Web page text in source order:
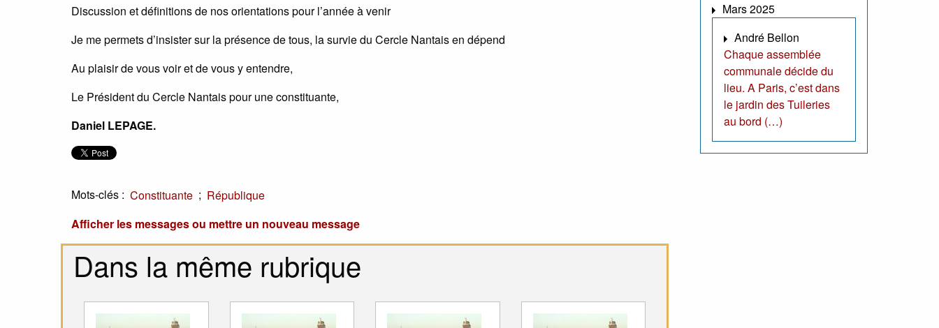
Discussion et définitions de nos orientations pour l’année à venir
Je me permets d’insister sur la présence de tous, la survie du Cercle Nantais en dépend
Au plaisir de vous voir et de vous y entendre,
Le Président du Cercle Nantais pour une constituante,
Daniel LEPAGE.
Mots-clés : Constituante ; République
Afficher les messages ou mettre un nouveau message
Dans la même rubrique
Mars 2025
André Bellon
Chaque assemblée
communale décide du
lieu. A Paris, c’est dans
le jardin des Tuileries
au bord (…)